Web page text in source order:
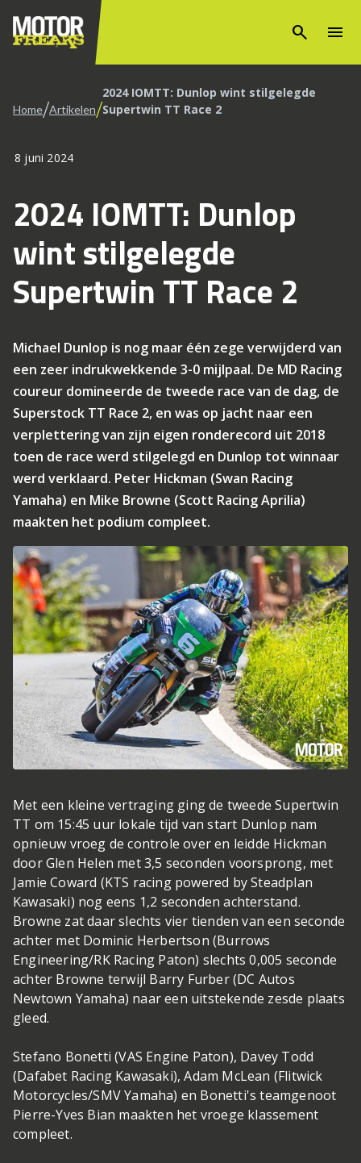
search menu
Home/Artikelen/2024 IOMTT: Dunlop wint stilgelegde
Supertwin TT Race 2
8 juni 2024
2024 IOMTT: Dunlop
wint stilgelegde
Supertwin TT Race 2
Michael Dunlop is nog maar één zege verwijderd van
een zeer indrukwekkende 3-0 mijlpaal. De MD Racing
coureur domineerde de tweede race van de dag, de
Superstock TT Race 2, en was op jacht naar een
verplettering van zijn eigen ronderecord uit 2018
toen de race werd stilgelegd en Dunlop tot winnaar
werd verklaard. Peter Hickman (Swan Racing
Yamaha) en Mike Browne (Scott Racing Aprilia)
maakten het podium compleet.
Met een kleine vertraging ging de tweede Supertwin
TT om 15:45 uur lokale tijd van start Dunlop nam
opnieuw vroeg de controle over en leidde Hickman
door Glen Helen met 3,5 seconden voorsprong, met
Jamie Coward (KTS racing powered by Steadplan
Kawasaki) nog eens 1,2 seconden achterstand.
Browne zat daar slechts vier tienden van een seconde
achter met Dominic Herbertson (Burrows
Engineering/RK Racing Paton) slechts 0,005 seconde
achter Browne terwijl Barry Furber (DC Autos
Newtown Yamaha) naar een uitstekende zesde plaats
gleed.
Stefano Bonetti (VAS Engine Paton), Davey Todd
(Dafabet Racing Kawasaki), Adam McLean (Flitwick
Motorcycles/SMV Yamaha) en Bonetti's teamgenoot
Pierre-Yves Bian maakten het vroege klassement
compleet.